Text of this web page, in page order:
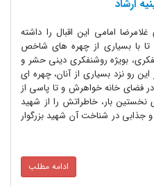
ارشاد
امامى این اقبال را داشته
با بسیارى از چهره هاى شاخص
بویژه روشنفکرى دینى حشر و
رو نزد بسیارى از آنان، چهره اى
خانه خواهرش و تا پاسى از
بار، خاطراتش را از شهید
در شناخت آن شهید بزرگوار
ادامه مطلب